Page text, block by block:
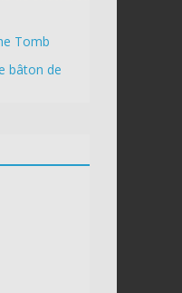
Tomb
bâton de